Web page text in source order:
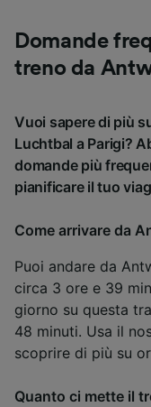
Domande
treno da
Vuoi sapere di più
Luchtbal a Parigi?
domande più
pianificare il tuo
Come arrivare da
Puoi andare da
circa 3 ore e 39
giorno su questa
48 minuti. Usa il
scoprire di più su
Quanto ci mette il